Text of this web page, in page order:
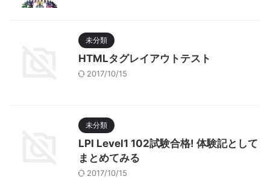
未分類
HTMLタグレイアウトテスト
2017/10/15
未分類
LPI Level1 102試験合格! 体験記として
まとめてみる
2017/10/15